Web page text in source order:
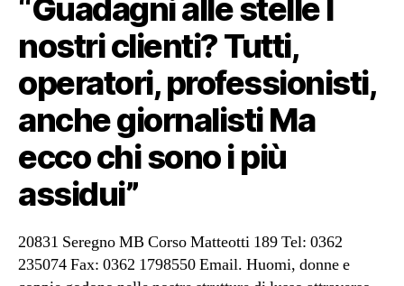
“Guadagni alle stelle I
nostri clienti? Tutti,
operatori, professionisti,
anche giornalisti Ma
ecco chi sono i più
assidui”
20831 Seregno MB Corso Matteotti 189 Tel: 0362
235074 Fax: 0362 1798550 Email. Huomi, donne e